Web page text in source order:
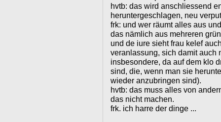
hvtb: das wird anschliessend
heruntergeschlagen, neu
frk: und wer räumt alles aus
das nämlich aus mehreren
und de iure sieht frau kelef
veranlassung, sich damit auch
insbesondere, da auf dem klo
sind, die, wenn man sie
wieder anzubringen sind).
hvtb: das muss alles von
das nicht machen.
frk. ich harre der dinge ...